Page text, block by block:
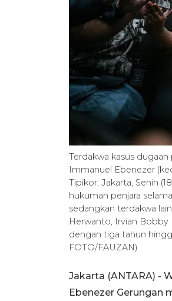
Terdakwa kasus
Immanuel Ebenezer
Tipikor, Jakarta, Senin
hukuman penjara
sedangkan terdakwa
Herwanto, Irvian Bobby
dengan tiga tahun
FOTO/FAUZAN)
Jakarta (ANTARA) -
Ebenezer Gerungan